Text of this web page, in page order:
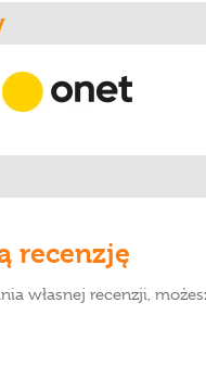
recenzję
własnej recenzji,